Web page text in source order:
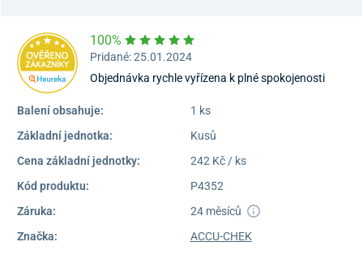
100%
Pridané: 25.01.2024
Objednávka rychle vyřízena k plné spokojenosti
Balení obsahuje:
1 ks
Základní jednotka:
Kusů
Cena základní jednotky:
242 Kč / ks
Kód produktu:
P4352
Záruka:
24 měsíců
Značka:
ACCU-CHEK